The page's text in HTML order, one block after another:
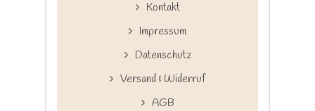
Kontakt
Impressum
Datenschutz
Versand & Widerruf
AGB